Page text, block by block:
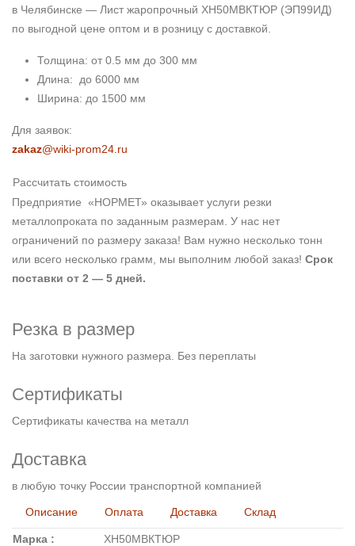
в Челябинске — Лист жаропрочный ХН50МВКТЮР (ЭП99ИД)
по выгодной цене оптом и в розницу с доставкой.
Толщина: от 0.5 мм до 300 мм
Длина: до 6000 мм
Ширина: до 1500 мм
Для заявок:
zakaz@wiki-prom24.ru
Рассчитать стоимость
Предприятие «НОРМЕТ» оказывает услуги резки
металлопроката по заданным размерам. У нас нет
ограничений по размеру заказа! Вам нужно несколько тонн
или всего несколько грамм, мы выполним любой заказ! Срок
поставки от 2 — 5 дней.
Резка в размер
На заготовки нужного размера. Без переплаты
Сертификаты
Сертификаты качества на металл
Доставка
в любую точку России транспортной компанией
Описание Оплата Доставка Склад
Марка :
ХН50МВКТЮР